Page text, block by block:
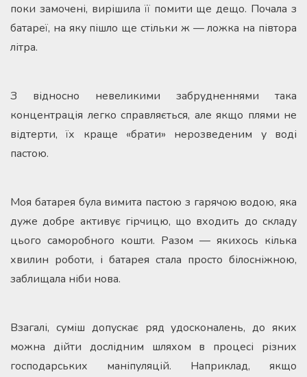
поки замочені, вирішила її помити ще дещо. Почала з
батареї, на яку пішло ще стільки ж — ложка на півтора
літра.
З відносно невеликими забрудненнями така
концентрація легко справляється, але якщо плями не
відтерти, їх краще «брати» нерозведеним у воді
пастою.
Моя батарея була вимита пастою з гарячою водою, яка
дуже добре активує гірчицю, що входить до складу
цього саморобного кошти. Разом — якихось кілька
хвилин роботи, і батарея стала просто білосніжною,
заблищала ніби нова.
Взагалі, суміш допускає ряд удосконалень, до яких
можна дійти дослідним шляхом в процесі різних
господарських маніпуляцій. Наприклад, якщо